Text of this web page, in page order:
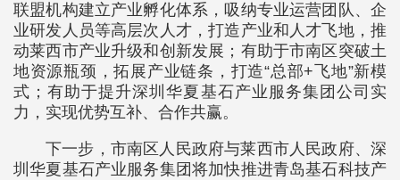
联盟机构建立产业孵化体系，吸纳专业运营团队、企
业研发人员等高层次人才，打造产业和人才飞地，推
动莱西市产业升级和创新发展；有助于市南区突破土
地资源瓶颈，拓展产业链条，打造“总部+飞地”新模
式；有助于提升深圳华夏基石产业服务集团公司实
力，实现优势互补、合作共赢。
下一步，市南区人民政府与莱西市人民政府、深
圳华夏基石产业服务集团将加快推进青岛基石科技产